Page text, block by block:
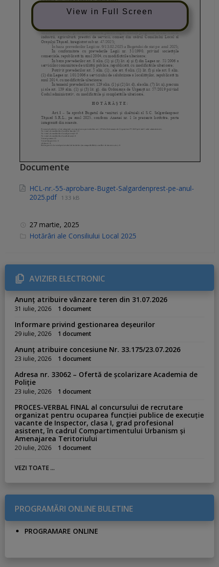
View in Full Screen
Documente
HCL-nr.-55-aprobare-Buget-Salgardenprest-pe-anul-
2025.pdf 133 kB
27 martie, 2025
C
r
i
e
s
Hotărâri ale Consiliului Local 2025
AVIZIER ELECTRONIC
Anunț atribuire vânzare teren din 31.07.2026
31 iulie, 2026 1 document
Informare privind gestionarea deșeurilor
29 iulie, 2026 1 document
Anunț atribuire concesiune Nr. 33.175/23.07.2026
23 iulie, 2026 1 document
Adresa nr. 33062 – Ofertă de școlarizare Academia de
Poliție
23 iulie, 2026 1 document
PROCES-VERBAL FINAL al concursului de recrutare
organizat pentru ocuparea funcției publice de execuție
vacante de Inspector, clasa I, grad profesional
asistent, în cadrul Compartimentului Urbanism și
Amenajarea Teritoriului
20 iulie, 2026 1 document
VEZI TOATE ...
PROGRAMĂRI ONLINE BULETINE
PROGRAMARE ONLINE